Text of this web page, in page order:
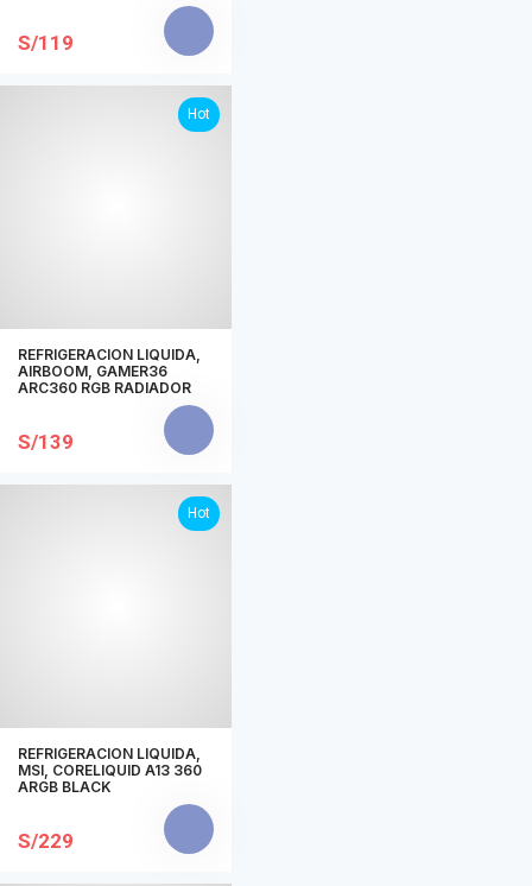
S/119
Hot
REFRIGERACION LIQUIDA,
AIRBOOM, GAMER36
ARC360 RGB RADIADOR
S/139
Hot
REFRIGERACION LIQUIDA,
MSI, CORELIQUID A13 360
ARGB BLACK
S/229